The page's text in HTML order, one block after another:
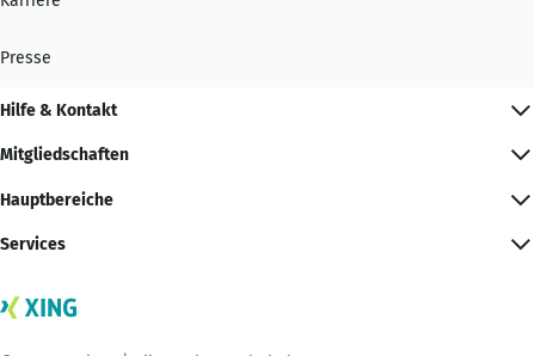
Presse
Hilfe & Kontakt
Mitgliedschaften
Hauptbereiche
Services